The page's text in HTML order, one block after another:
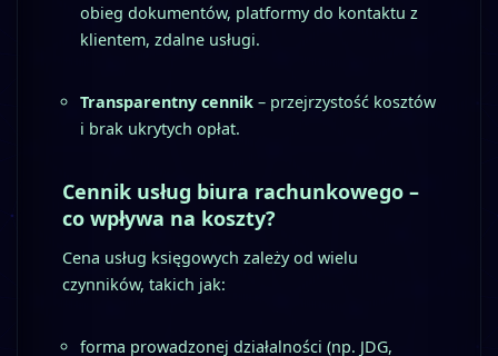
obieg dokumentów, platformy do kontaktu z
klientem, zdalne usługi.
Transparentny cennik – przejrzystość kosztów
i brak ukrytych opłat.
Cennik usług biura rachunkowego –
co wpływa na koszty?
Cena usług księgowych zależy od wielu
czynników, takich jak:
forma prowadzonej działalności (np. JDG,